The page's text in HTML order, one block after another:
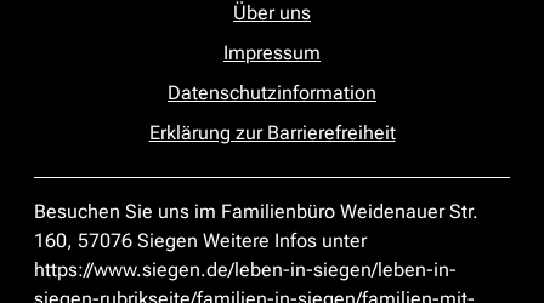
Über uns
Impressum
Datenschutzinformation
Erklärung zur Barrierefreiheit
Besuchen Sie uns im Familienbüro Weidenauer Str.
160, 57076 Siegen Weitere Infos unter
https://www.siegen.de/leben-in-siegen/leben-in-